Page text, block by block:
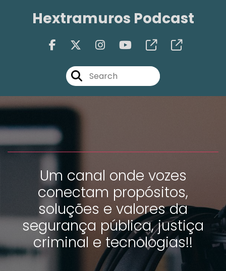
Hextramuros Podcast
Um canal onde vozes
conectam propósitos,
soluções e valores da
segurança pública, justiça
criminal e tecnologias!!